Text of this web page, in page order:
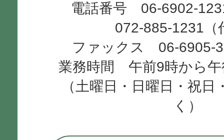
電話番号 06-6902-
072-885-1231（
ファックス 06-6905-
業務時間 午前9時から午
（土曜日・日曜日・祝日
く）